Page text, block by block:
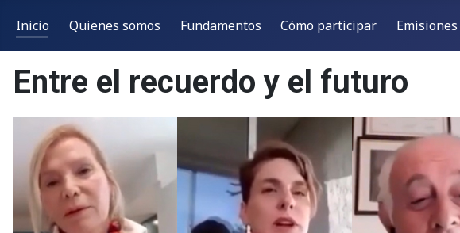
Inicio Quienes somos Fundamentos Cómo participar
Entre el recuerdo y el futuro